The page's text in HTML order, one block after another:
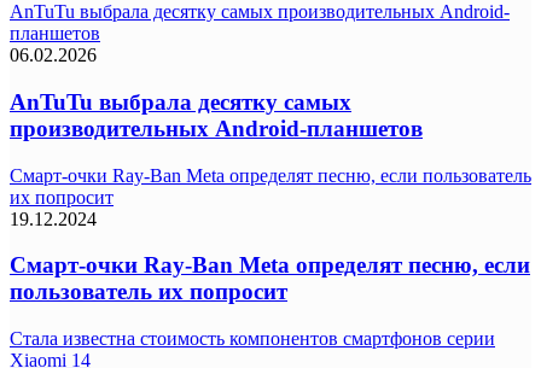
AnTuTu выбрала десятку самых производительных Android-
планшетов
06.02.2026
AnTuTu выбрала десятку самых
производительных Android-планшетов
Смарт-очки Ray-Ban Meta определят песню, если пользователь
их попросит
19.12.2024
Смарт-очки Ray-Ban Meta определят песню, если
пользователь их попросит
Стала известна стоимость компонентов смартфонов серии
Xiaomi 14